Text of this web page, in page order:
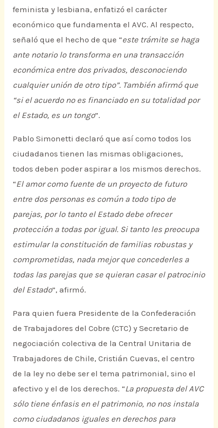
feminista y lesbiana, enfatizó el carácter
económico que fundamenta el AVC. Al respecto,
señaló que el hecho de que “este trámite se haga
ante notario lo transforma en una transacción
económica entre dos privados, desconociendo
cualquier unión de otro tipo”. También afirmó que
“si el acuerdo no es financiado en su totalidad por
el Estado, es un tongo”.
Pablo Simonetti declaró que así como todos los
ciudadanos tienen las mismas obligaciones,
todos deben poder aspirar a los mismos derechos.
“El amor como fuente de un proyecto de futuro
entre dos personas es común a todo tipo de
parejas, por lo tanto el Estado debe ofrecer
protección a todas por igual. Si tanto les preocupa
estimular la constitución de familias robustas y
comprometidas, nada mejor que conce­derles a
todas las parejas que se quieran casar el patrocinio
del Estado”, afirmó.
Para quien fuera Presidente de la Confederación
de Trabajadores del Cobre (CTC) y Secretario de
negociación colectiva de la Central Unitaria de
Trabajadores de Chile, Cristián Cuevas, el centro
de la ley no debe ser el tema patrimonial, sino el
afectivo y el de los derechos. “La propuesta del AVC
sólo tiene énfasis en el patrimonio, no nos instala
como ciudadanos iguales en derechos para